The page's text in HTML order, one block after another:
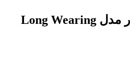
رژ لب جامد فلورمار مدل Long Wearing